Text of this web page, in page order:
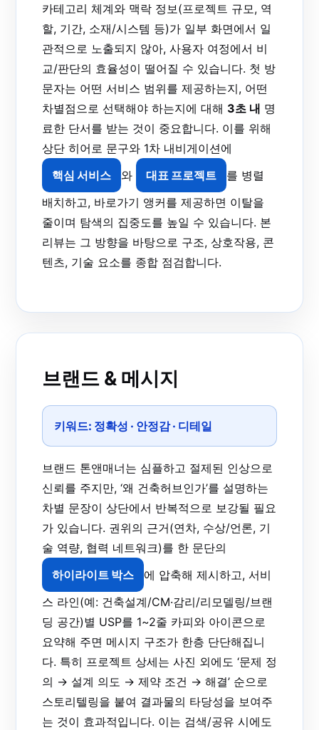
카테고리 체계와 맥락 정보(프로젝트 규모, 역
할, 기간, 소재/시스템 등)가 일부 화면에서 일
관적으로 노출되지 않아, 사용자 여정에서 비
교/판단의 효율성이 떨어질 수 있습니다. 첫 방
문자는 어떤 서비스 범위를 제공하는지, 어떤
차별점으로 선택해야 하는지에 대해 3초 내 명
료한 단서를 받는 것이 중요합니다. 이를 위해
상단 히어로 문구와 1차 내비게이션에
핵심 서비스
와 대표 프로젝트
를 병렬
배치하고, 바로가기 앵커를 제공하면 이탈을
줄이며 탐색의 집중도를 높일 수 있습니다. 본
리뷰는 그 방향을 바탕으로 구조, 상호작용, 콘
텐츠, 기술 요소를 종합 점검합니다.
브랜드 & 메시지
키워드: 정확성 · 안정감· 디테일
브랜드 톤앤매너는 심플하고 절제된 인상으로
신뢰를 주지만, ‘왜 건축허브인가’를 설명하는
차별 문장이 상단에서 반복적으로 보강될 필요
가 있습니다. 권위의 근거(연차, 수상/언론, 기
술 역량, 협력 네트워크)를 한 문단의
하이라이트 박스
에 압축해 제시하고, 서비
스 라인(예: 건축설계/CM·감리/리모델링/브랜
딩 공간)별 USP를 1~2줄 카피와 아이콘으로
요약해 주면 메시지 구조가 한층 단단해집니
다. 특히 프로젝트 상세는 사진 외에도 ‘문제 정
의 → 설계 의도 → 제약 조건 → 해결’ 순으로
스토리텔링을 붙여 결과물의 타당성을 보여주
는 것이 효과적입니다. 이는 검색/공유 시에도